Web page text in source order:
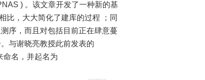
) 。该文章开发了一种新的基
比，大大简化了建库的过程 ；同
序，而且对包括目前正在肆意蔓
与谢晓亮教授此前发表的
命名，并起名为